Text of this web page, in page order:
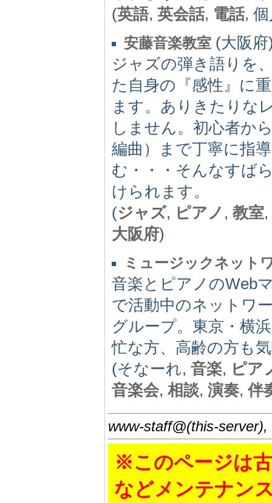
(英語, 英会話, 電話,
安藤音楽教室 (大阪
ジャズの弾き語りを
た自身の『感性』に
ます。ありきたりな
しません。初心者か
編曲）まで丁寧に指
む・・・そんなすば
けられます。
(ジャズ, ピアノ , 教室
大阪府)
ミュージックネット
音楽とピアノのWeb
で活動中のネットワ
グループ。東京・横
忙な方、高齢の方も
(そなーれ, 音楽, ピア
音楽会, 相談, 演奏,伴
www-staff@(this-
※このページは
などメンテナン